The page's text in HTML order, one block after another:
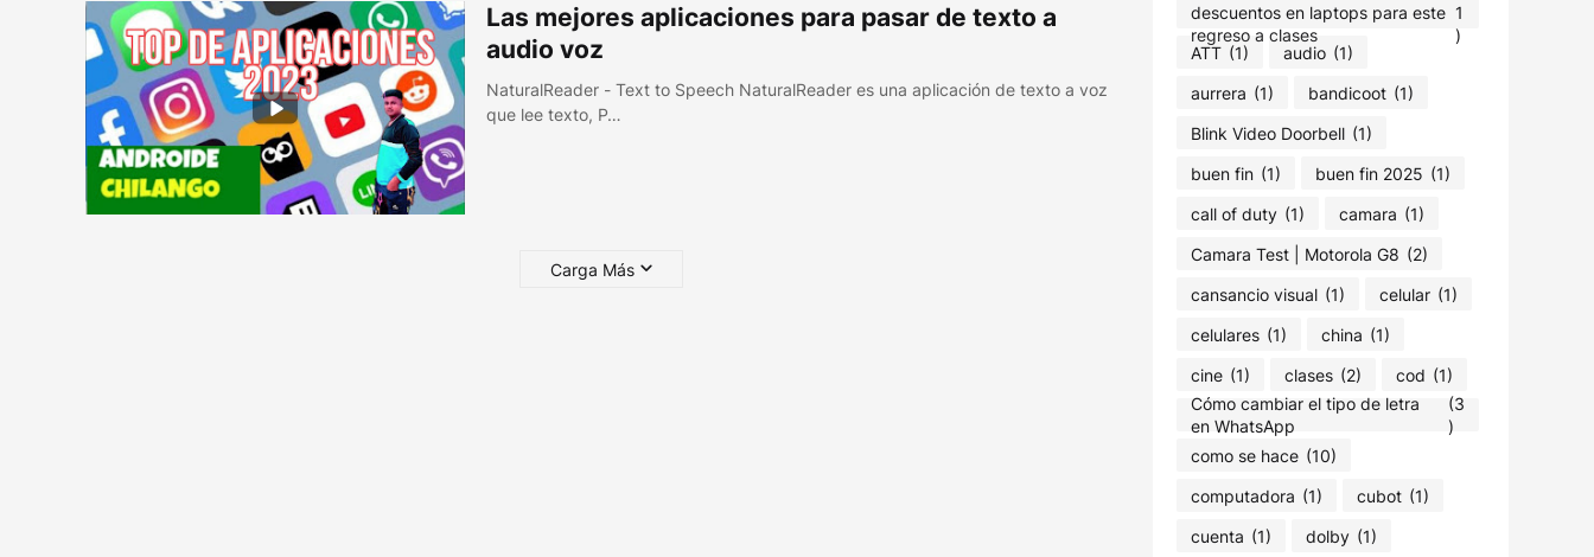
Las mejores aplicaciones para pasar de texto a
audio voz
NaturalReader - Text to Speech NaturalReader es una aplicación de texto a voz
que lee texto, P…
Carga Más
descuentos en laptops para este
regreso a clases
1
)
ATT (1) audio (1)
aurrera (1) bandicoot (1)
Blink Video Doorbell (1)
buen fin (1) buen fin 2025 (1)
call of duty (1) camara (1)
Camara Test | Motorola G8 (2)
cansancio visual (1) celular (1)
celulares (1) china (1)
cine (1) clases (2) cod (1)
Cómo cambiar el tipo de letra
en WhatsApp
(3
)
como se hace (10)
computadora (1) cubot (1)
cuenta (1) dolby (1)